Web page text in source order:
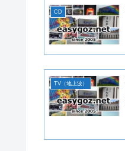
CD
TV（地上波）